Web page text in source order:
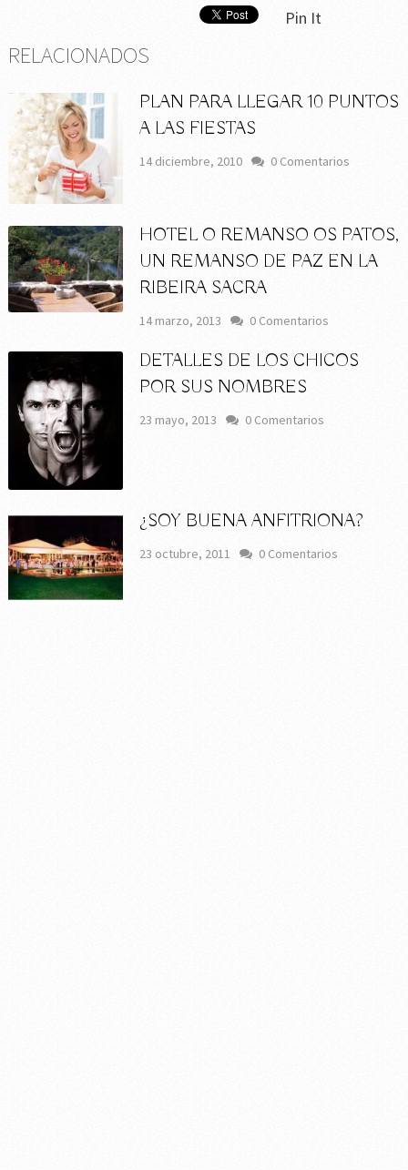
Pin It
RELACIONADOS
PLAN PARA LLEGAR 10 PUNTOS
A LAS FIESTAS
14 diciembre, 2010 0 Comentarios
HOTEL O REMANSO OS PATOS,
UN REMANSO DE PAZ EN LA
RIBEIRA SACRA
14 marzo, 2013 0 Comentarios
DETALLES DE LOS CHICOS
POR SUS NOMBRES
23 mayo, 2013 0 Comentarios
¿SOY BUENA ANFITRIONA?
23 octubre, 2011 0 Comentarios